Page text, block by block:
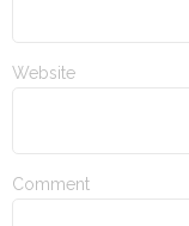
Website
Comment